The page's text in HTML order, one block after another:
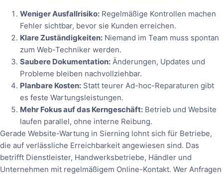
Weniger Ausfallrisiko: Regelmäßige Kontrollen machen
Fehler sichtbar, bevor sie Kunden erreichen.
Klare Zuständigkeiten: Niemand im Team muss spontan
zum Web-Techniker werden.
Saubere Dokumentation: Änderungen, Updates und
Probleme bleiben nachvollziehbar.
Planbare Kosten: Statt teurer Ad-hoc-Reparaturen gibt
es feste Wartungsleistungen.
Mehr Fokus auf das Kerngeschäft: Betrieb und Website
laufen parallel, ohne interne Reibung.
Gerade Website-Wartung in Sierning lohnt sich für Betriebe,
die auf verlässliche Erreichbarkeit angewiesen sind. Das
betrifft Dienstleister, Handwerksbetriebe, Händler und
Unternehmen mit regelmäßigem Online-Kontakt. Wer Anfragen